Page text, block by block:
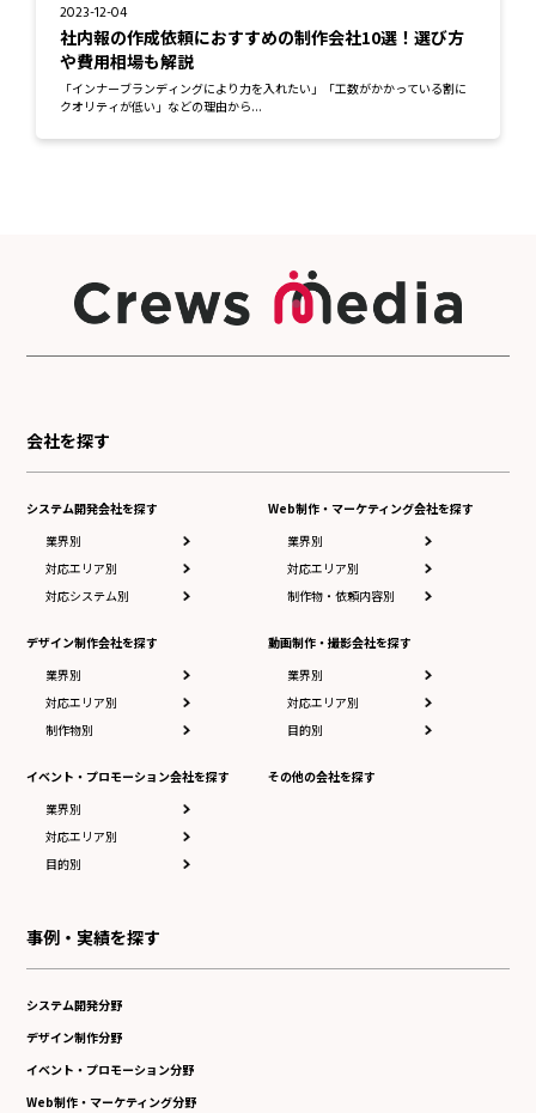
2023-12-04
社内報の作成依頼におすすめの制作会社10選！選び方
や費用相場も解説
「インナーブランディングにより力を入れたい」「工数がかかっている割に
クオリティが低い」などの理由から...
会社を探す
システム開発会社を探す
業界別
対応エリア別
対応システム別
デザイン制作会社を探す
業界別
対応エリア別
制作物別
イベント・プロモーション会社を探す
業界別
対応エリア別
目的別
Web制作・マーケティング会社を探す
業界別
対応エリア別
制作物・依頼内容別
動画制作・撮影会社を探す
業界別
対応エリア別
目的別
その他の会社を探す
事例・実績を探す
システム開発分野
デザイン制作分野
イベント・プロモーション分野
Web制作・マーケティング分野